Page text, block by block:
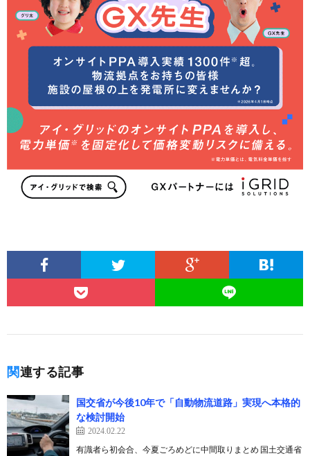
関連する記事
国交省が今後10年で「自動物流道路」実現へ本格的
な検討開始
2024.02.22
有識者ら初会合、今夏ごろめどに中間取りまとめ 国土交通省